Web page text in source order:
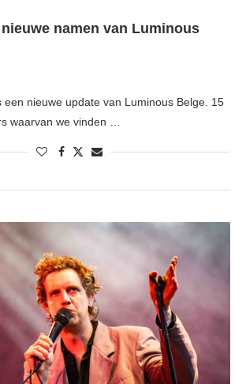
namen van Luminous
een nieuwe update van Luminous Belge. 15
waarvan we vinden …